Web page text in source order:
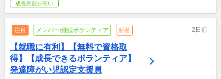
成長意欲が高い
注目 メンバー/継続ボランティア 新着 2日前
【就職に有利】【無料で資格取
得】【成長できるボランティア】
発達障がい児認定支援員